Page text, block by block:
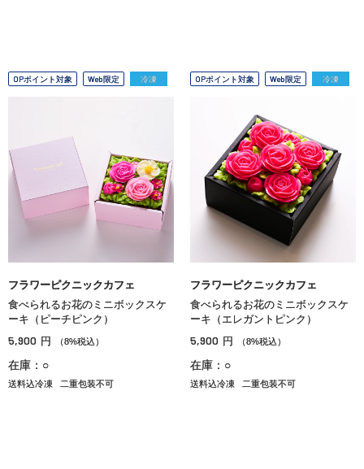
OPポイント対象 Web限定 冷凍
フラワーピクニックカフェ
食べられるお花のミニボックスケ
ーキ（ピーチピンク）
5,900 円 （8%税込）
在庫：○
送料込冷凍 二重包装不可
OPポイント対象 Web限定 冷凍
フラワーピクニックカフェ
食べられるお花のミニボックスケ
ーキ（エレガントピンク）
5,900 円 （8%税込）
在庫：○
送料込冷凍 二重包装不可